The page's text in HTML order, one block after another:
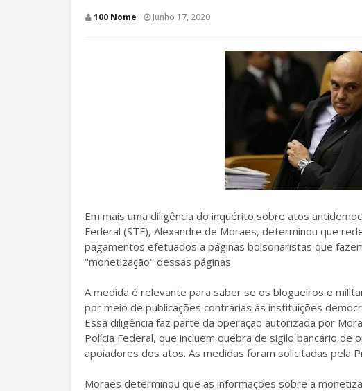
100 Nome Junho 17, 2020
Em mais uma diligência do inquérito sobre atos
Federal (STF), Alexandre de Moraes, determinou que
pagamentos efetuados a páginas bolsonaristas que
"monetização" dessas páginas.
A medida é relevante para saber se os blogueiros e
por meio de publicações contrárias às instituições
Essa diligência faz parte da operação autorizada por
Polícia Federal, que incluem quebra de sigilo bancário
apoiadores dos atos. As medidas foram solicitadas pela
Moraes determinou que as informações sobre a